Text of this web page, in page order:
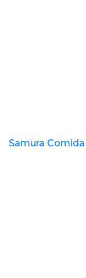
Samura